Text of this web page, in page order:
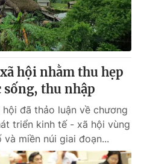
Vươn mình bằng AI
VTV8
English
hội nhằm thu hẹp
sống, thu nhập
hội đã thảo luận về chương
triển kinh tế - xã hội vùng
miền núi giai đoạn...